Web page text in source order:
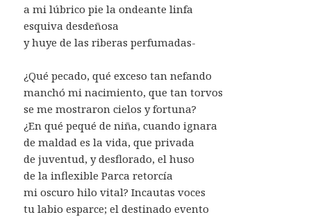
a mi lúbrico pie la ondeante linfa
esquiva desdeñosa
y huye de las riberas perfumadas-
¿Qué pecado, qué exceso tan nefando
manchó mi nacimiento, que tan torvos
se me mostraron cielos y fortuna?
¿En qué pequé de niña, cuando ignara
de maldad es la vida, que privada
de juventud, y desflorado, el huso
de la inflexible Parca retorcía
mi oscuro hilo vital? Incautas voces
tu labio esparce; el destinado evento